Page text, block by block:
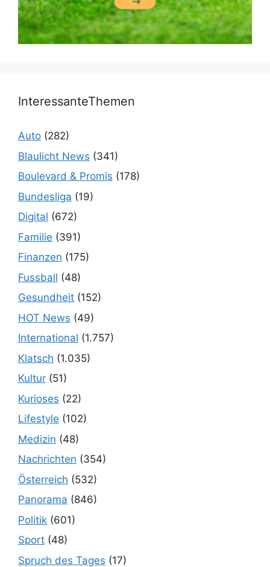
InteressanteThemen
Auto (282)
Blaulicht News (341)
Boulevard & Promis (178)
Bundesliga (19)
Digital (672)
Familie (391)
Finanzen (175)
Fussball (48)
Gesundheit (152)
HOT News (49)
International (1.757)
Klatsch (1.035)
Kultur (51)
Kurioses (22)
Lifestyle (102)
Medizin (48)
Nachrichten (354)
Österreich (532)
Panorama (846)
Politik (601)
Sport (48)
Spruch des Tages (17)